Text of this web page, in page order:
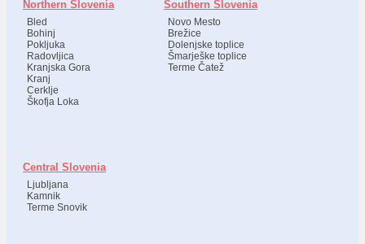
Northern Slovenia
Bled
Bohinj
Pokljuka
Radovljica
Kranjska Gora
Kranj
Cerklje
Škofja Loka
Southern Slovenia
Novo Mesto
Brežice
Dolenjske toplice
Šmarješke toplice
Terme Čatež
Central Slovenia
Ljubljana
Kamnik
Terme Snovik